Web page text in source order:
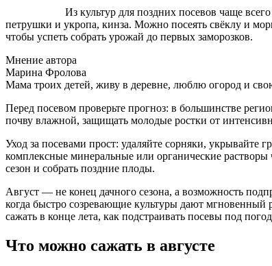
Из культур для поздних посевов чаще
петрушки и укропа, кинза. Можно посеять свёклу и
чтобы успеть собрать урожай до первых заморозков.
Мнение автора
Марина Фролова
Мама троих детей, живу в деревне, люблю огород и
Перед посевом проверьте прогноз: в большинстве
почву влажной, защищать молодые ростки от
Уход за посевами прост: удаляйте сорняки,
комплексные минеральные или органические растворы
сезон и собрать поздние плоды.
Август — не конец дачного сезона, а возможность
когда быстро созревающие культуры дают мгновенный
сажать в конце лета, как подстраивать посевы под
Что можно сажать в августе